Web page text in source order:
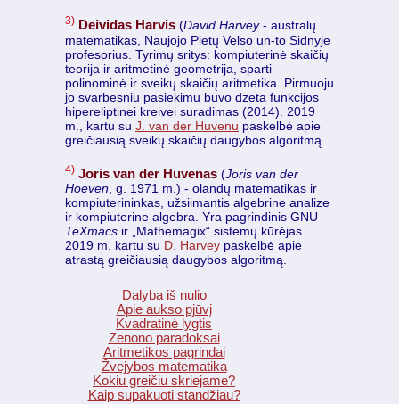
3) Deividas Harvis (David Harvey- australų
matematikas, Naujojo Pietų Velso un-to Sidnyje
profesorius. Tyrimų sritys: kompiuterinė skaičių
teorija ir aritmetinė geometrija, sparti
polinominė ir sveikų skaičių aritmetika. Pirmuoju
jo svarbesniu pasiekimu buvo dzeta funkcijos
hipereliptinei kreivei suradimas (2014). 2019
m., kartu su J. van der Huvenu paskelbė apie
greičiausią sveikų skaičių daugybos algoritmą.
4) Joris van der Huvenas (Joris van der
Hoeven, g. 1971 m.) - olandų matematikas ir
kompiuterininkas, užsiimantis algebrine analize
ir kompiuterine algebra. Yra pagrindinis GNU
TeXmacs ir „Mathemagix“ sistemų kūrėjas.
2019 m. kartu su D. Harvey paskelbė apie
atrastą greičiausią daugybos algoritmą.
Dalyba iš nulio
Apie aukso pjūvį
Kvadratinė lygtis
Zenono paradoksai
Aritmetikos pagrindai
Žvejybos matematika
Kokiu greičiu skriejame?
Kaip supakuoti standžiau?